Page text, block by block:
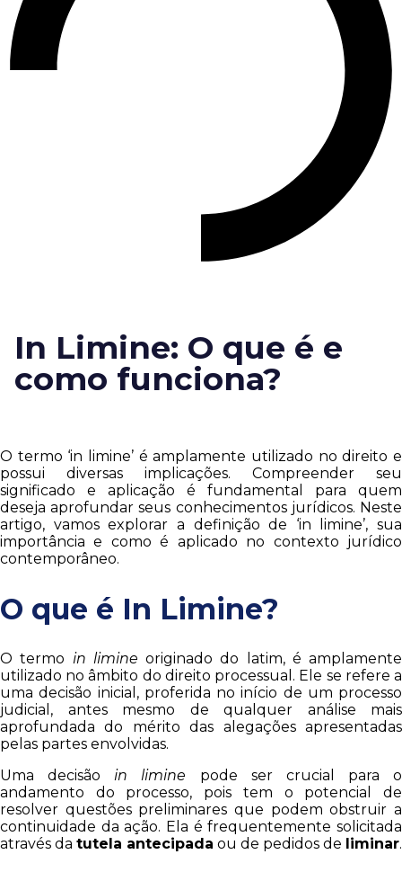
In Limine: O que é e
como funciona?
O termo ‘in limine’ é amplamente utilizado no direito e
possui diversas implicações. Compreender seu
significado e aplicação é fundamental para quem
deseja aprofundar seus conhecimentos jurídicos. Neste
artigo, vamos explorar a definição de ‘in limine’, sua
importância e como é aplicado no contexto jurídico
contemporâneo.
O que é In Limine?
O termo in limine originado do latim, é amplamente
utilizado no âmbito do direito processual. Ele se refere a
uma decisão inicial, proferida no início de um processo
judicial, antes mesmo de qualquer análise mais
aprofundada do mérito das alegações apresentadas
pelas partes envolvidas.
Uma decisãoin limine pode ser crucial para o
andamento do processo, pois tem o potencial de
resolver questões preliminares que podem obstruir a
continuidade da ação. Ela é frequentemente solicitada
através da tutela antecipada ou de pedidos de liminar.